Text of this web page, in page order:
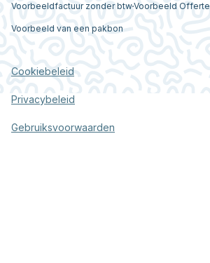
Voorbeeldfactuur zonder btwVoorbeeld Offerte
Voorbeeld van een pakbon
Cookiebeleid
Privacybeleid
Gebruiksvoorwaarden